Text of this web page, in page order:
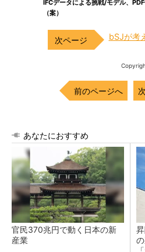
IFCデータによる挑戦/モデル、
（案）
bSJが考
前のページへ
あなたにおすすめ
官民370兆円で動く日本の新
産業